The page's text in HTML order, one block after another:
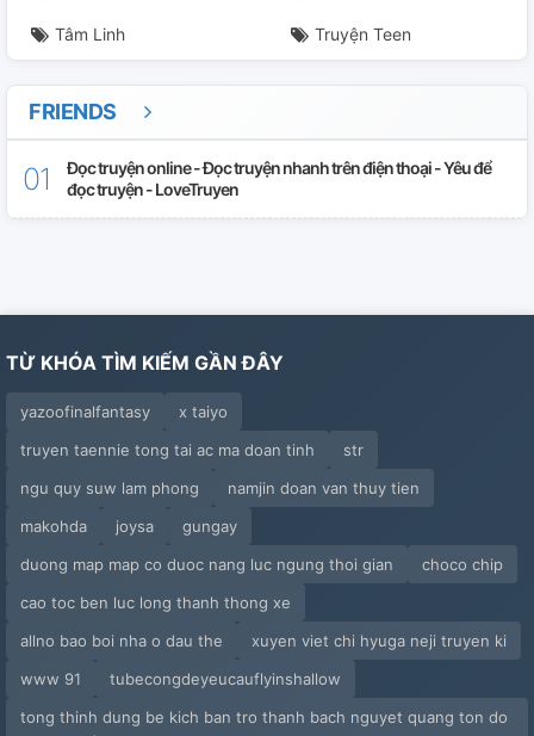
Tâm Linh Truyện Teen
FRIENDS
Đọc truyện online - Đọc truyện nhanh trên điện thoại - Yêu để
đọc truyện - LoveTruyen
TỪ KHÓA TÌM KIẾM GẦN ĐÂY
yazoofinalfantasy
x taiyo
truyen taennie tong tai ac ma doan tinh
str
ngu quy suw lam phong
namjin doan van thuy tien
makohda
joysa
gungay
duong map map co duoc nang luc ngung thoi gian
choco chip
cao toc ben luc long thanh thong xe
allno bao boi nha o dau the
xuyen viet chi hyuga neji truyen ki
www 91
tubecongdeyeucauflyinshallow
tong thinh dung be kich ban tro thanh bach nguyet quang ton do